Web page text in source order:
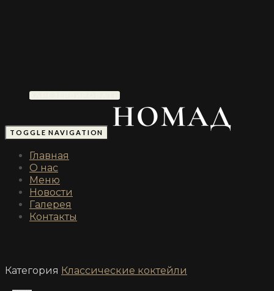
TOGGLE NAVIGATION
Главная
О нас
Меню
Новости
Галерея
Контакты
Категория Классические коктейли